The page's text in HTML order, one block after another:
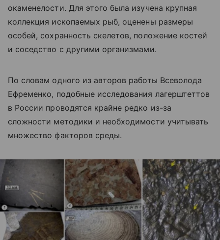
окаменелости. Для этого была изучена крупная
коллекция ископаемых рыб, оценены размеры
особей, сохранность скелетов, положение костей
и соседство с другими организмами.
По словам одного из авторов работы Всеволода
Ефременко, подобные исследования лагерштеттов
в России проводятся крайне редко из-за
сложности методики и необходимости учитывать
множество факторов среды.